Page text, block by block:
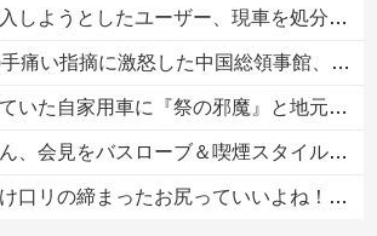
ーザー、現車を処分して代金を支払い、平日の納車日に予定を合わせた結果……
中国総領事館、「これが米国人Youtuberが紹介する本当の中国だ」と動画を公開するも……
の邪魔』と地元住民が移動要求、所有者は要求に応じるも次の朝にガレージに向かうと……
をバスローブ＆喫煙スタイルで対応してしまい大炎上ｗ
リの締まったお尻っていいよね！ｗｗｗｗｗ